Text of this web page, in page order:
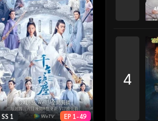
SS 1 EP 1-49
4